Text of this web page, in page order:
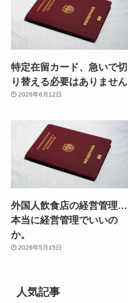
特定在留カード、急いで切
り替える必要はありません
2026年6月12日
外国人飲食店の経営管理…
本当に経営管理でいいの
か。
2026年5月15日
人気記事